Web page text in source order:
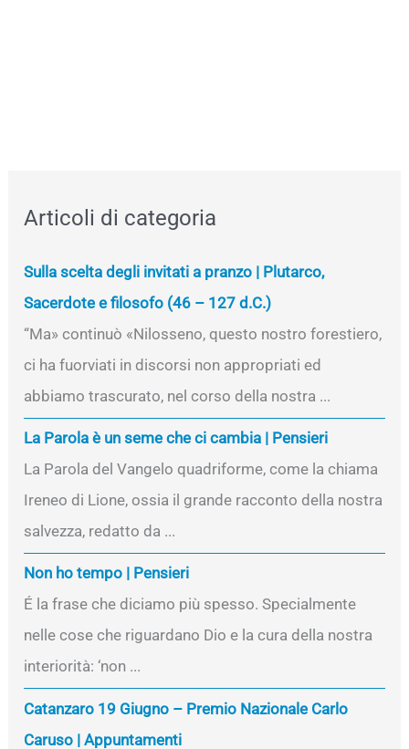
Articoli di categoria
Sulla scelta degli invitati a pranzo | Plutarco,
Sacerdote e filosofo (46 – 127 d.C.)
“Ma» continuò «Nilosseno, questo nostro forestiero,
ci ha fuorviati in discorsi non appropriati ed
abbiamo trascurato, nel corso della nostra ...
La Parola è un seme che ci cambia | Pensieri
La Parola del Vangelo quadriforme, come la chiama
Ireneo di Lione, ossia il grande racconto della nostra
salvezza, redatto da ...
Non ho tempo | Pensieri
É la frase che diciamo più spesso. Specialmente
nelle cose che riguardano Dio e la cura della nostra
interiorità: ‘non ...
Catanzaro 19 Giugno – Premio Nazionale Carlo
Caruso | Appuntamenti